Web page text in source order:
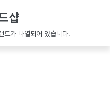
샵
드가 나열되어 있습니다.